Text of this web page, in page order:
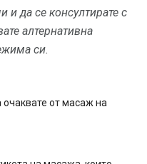
и да се консултирате с
алтернативна
си.
от масаж на